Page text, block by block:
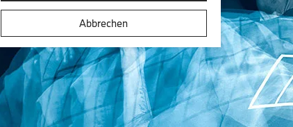
Abbrechen